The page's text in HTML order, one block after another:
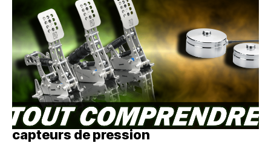
Load cell : tout comprendre sur les
capteurs de pression